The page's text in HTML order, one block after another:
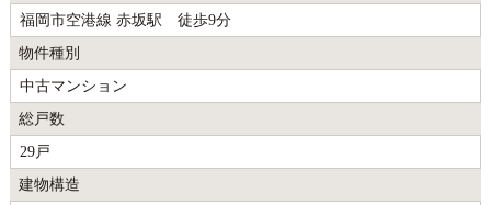
福岡市空港線 赤坂駅 徒歩9分
物件種別
中古マンション
総戸数
29戸
建物構造